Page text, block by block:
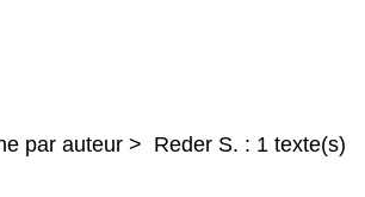
par auteur > Reder S. : 1 texte(s)